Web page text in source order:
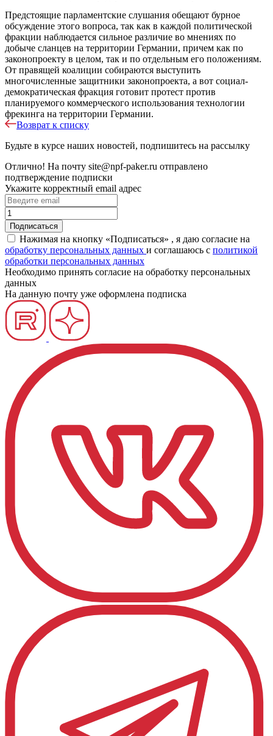
Предстоящие парламентские слушания обещают бурное
обсуждение этого вопроса, так как в каждой политической
фракции наблюдается сильное различие во мнениях по
добыче сланцев на территории Германии, причем как по
законопроекту в целом, так и по отдельным его положениям.
От правящей коалиции собираются выступить
многочисленные защитники законопроекта, а вот социал-
демократическая фракция готовит протест против
планируемого коммерческого использования технологии
фрекинга на территории Германии.
Возврат к списку
Будьте в курсе наших новостей, подпишитесь на рассылку
Отлично! На почту site@npf-paker.ru отправлено
подтверждение подписки
Укажите корректный email адрес
Нажимая на кнопку «Подписаться» , я даю согласие на
обработку персональных данных и соглашаюсь c политикой
обработки персональных данных
Необходимо принять согласие на обработку персональных
данных
На данную почту уже оформлена подписка